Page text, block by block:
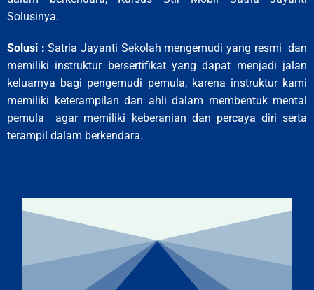
Solusinya.
Solusi : Satria Jayanti Sekolah mengemudi yang resmi dan
memiliki instruktur bersertifikat yang dapat menjadi jalan
keluarnya bagi pengemudi pemula, karena instruktur kami
memiliki keterampilan dan ahli dalam membentuk mental
pemula agar memiliki keberanian dan percaya diri serta
terampil dalam berkendara.